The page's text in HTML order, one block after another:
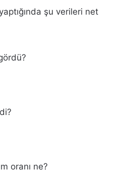
şu verileri net
oranı ne?